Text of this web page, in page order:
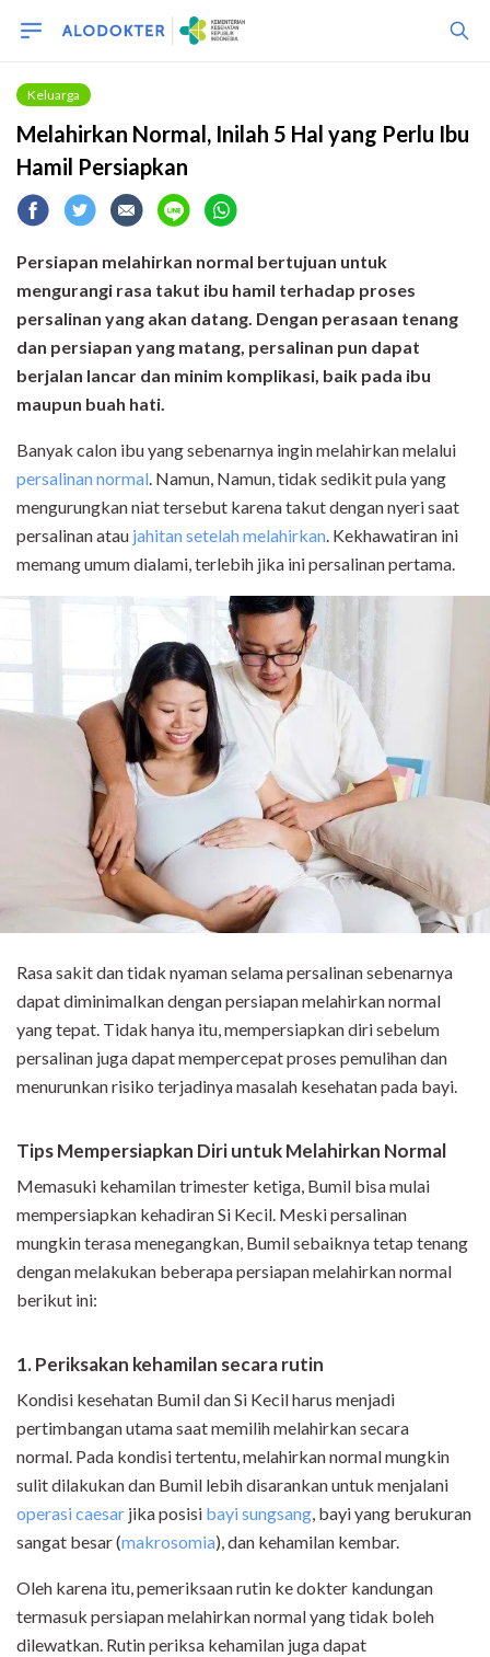
Keluarga
Melahirkan Normal, Inilah 5 Hal yang Perlu Ibu
Hamil Persiapkan
Persiapan melahirkan normal bertujuan untuk
mengurangi rasa takut ibu hamil terhadap proses
persalinan yang akan datang. Dengan perasaan tenang
dan persiapan yang matang, persalinan pun dapat
berjalan lancar dan minim komplikasi, baik pada ibu
maupun buah hati.
Banyak calon ibu yang sebenarnya ingin melahirkan melalui
persalinan normal. Namun, Namun, tidak sedikit pula yang
mengurungkan niat tersebut karena takut dengan nyeri saat
persalinan atau jahitan setelah melahirkan. Kekhawatiran ini
memang umum dialami, terlebih jika ini persalinan pertama.
Rasa sakit dan tidak nyaman selama persalinan sebenarnya
dapat diminimalkan dengan persiapan melahirkan normal
yang tepat. Tidak hanya itu, mempersiapkan diri sebelum
persalinan juga dapat mempercepat proses pemulihan dan
menurunkan risiko terjadinya masalah kesehatan pada bayi.
Tips Mempersiapkan Diri untuk Melahirkan Normal
Memasuki kehamilan trimester ketiga, Bumil bisa mulai
mempersiapkan kehadiran Si Kecil. Meski persalinan
mungkin terasa menegangkan, Bumil sebaiknya tetap tenang
dengan melakukan beberapa persiapan melahirkan normal
berikut ini:
1.Periksakan kehamilan secara rutin
Kondisi kesehatan Bumil dan Si Kecil harus menjadi
pertimbangan utama saat memilih melahirkan secara
normal. Pada kondisi tertentu, melahirkan normalmungkin
sulit dilakukan dan Bumil lebih disarankan untuk menjalani
operasi caesar jika posisi bayi sungsang , bayi yang berukuran
sangat besar (makrosomia), dan kehamilan kembar.
Oleh karena itu, pemeriksaan rutin ke dokter kandungan
termasuk persiapan melahirkan normal yang tidak boleh
dilewatkan. Rutin periksa kehamilan juga dapat